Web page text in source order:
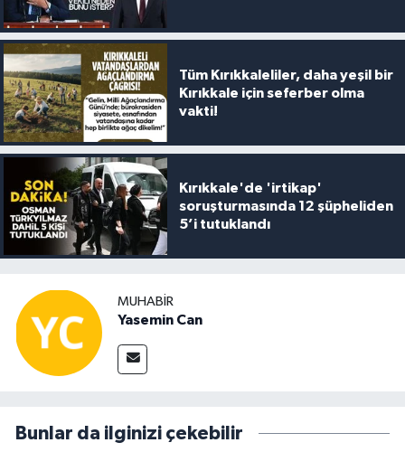
Tüm Kırıkkaleliler, daha yeşil bir
Kırıkkale için seferber olma
vakti!
Kırıkkale'de 'irtikap'
soruşturmasında 12 şüpheliden
5’i tutuklandı
MUHABIR
Yasemin Can
Bunlar da ilginizi çekebilir